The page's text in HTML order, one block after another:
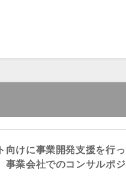
向けに事業開発支援を行っ
事業会社でのコンサルポジ